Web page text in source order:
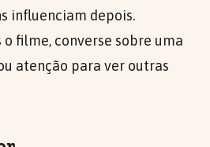
influenciam depois.
o filme, converse sobre uma
atenção para ver outras